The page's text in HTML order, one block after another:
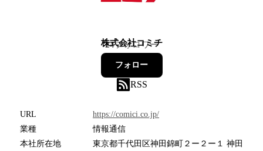
株式会社コミチ
24フォロワー
フォロー
RSS
URL
https://comici.co.jp/
業種
情報通信
本社所在地
東京都千代田区神田錦町２ー２ー１ 神田